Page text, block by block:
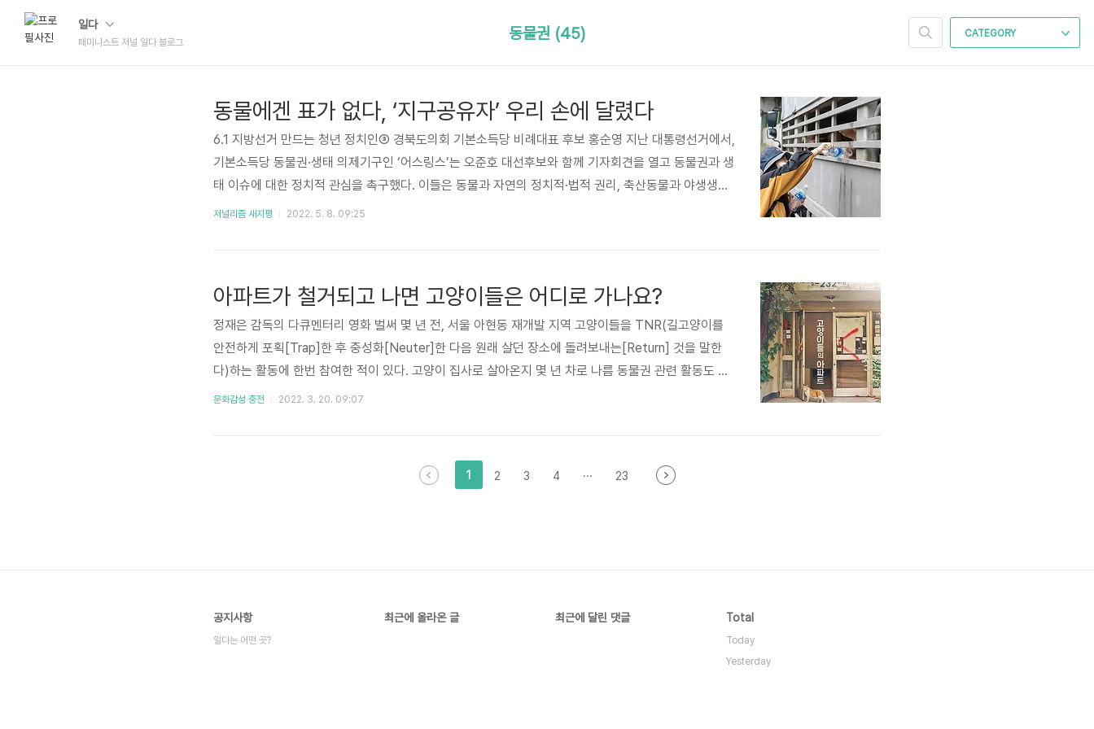
일다
페미니스트 저널 일다 블로그
CATEGORY
동물권 (45)
동물에겐 표가 없다, ‘지구공유자’ 우리 손에 달렸다
6.1 지방선거 만드는 청년 정치인③ 경북도의회 기본소득당 비례대표 후보 홍순영 지난 대통령선거에서,
기본소득당 동물권·생태 의제기구인 ‘어스링스’는 오준호 대선후보와 함께 기자회견을 열고 동물권과 생
태 이슈에 대한 정치적 관심을 촉구했다. 이들은 동물과 자연의 정치적·법적 권리, 축산동물과 야생생물
의 권리, 해양생태계의 권리, 그리고 공존을 위한 기후위기 대응 등을 요구했다. ▲ 비질(도살장, 공장식
홍순영..
저널리즘 새지평 2022. 5. 8. 09:25
아파트가 철거되고 나면 고양이들은 어디로 가나요?
정재은 감독의 다큐멘터리 영화 벌써 몇 년 전, 서울 아현동 재개발 지역 고양이들을 TNR(길고양이를
안전하게 포획[Trap]한 후 중성화[Neuter]한 다음 원래 살던 장소에 돌려보내는[Return] 것을 말한
다)하는 활동에 한번 참여한 적이 있다. 고양이 집사로 살아온지 몇 년 차로 나름 동물권 관련 활동도 조
금은 하고 있었지만 길고양이 TNR 사업에 직접 참여하는 건 처음이었다. 완전 초보가 할 수 있는 일은,
루, 몇 시간 동안의 일이었지만 길고양이를 돌본다는 것의 무게를 조금이나마 느낄 수 있었..
문화감성 충전 2022. 3. 20. 09:07
1 2 3 4 ··· 23
공지사항
일다는 어떤 곳?
최근에 올라온 글 최근에 달린 댓글 Total
Today
Yesterday